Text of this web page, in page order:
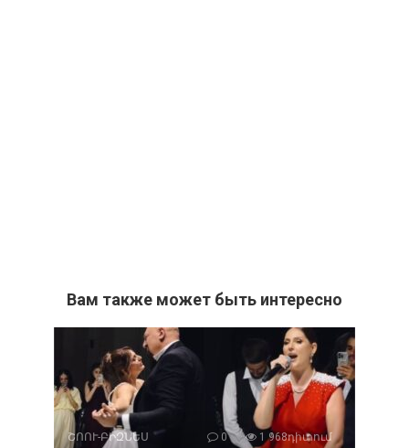
Вам также может быть интересно
ՇՈՈՒ-ԲԻԶՆԵՍ 0 1 968դիտում